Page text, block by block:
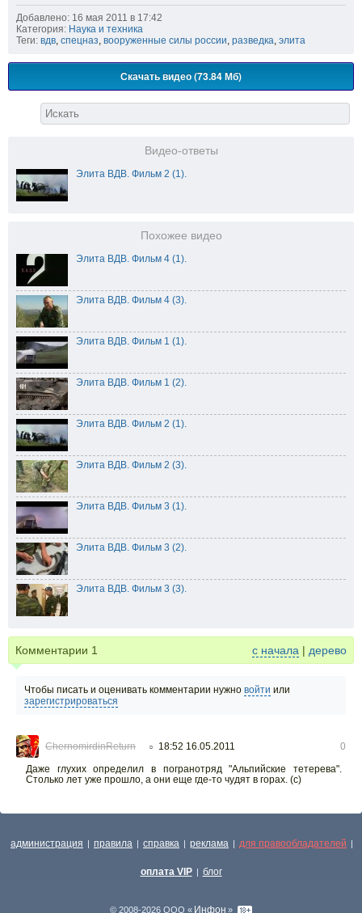
Добавлено: 16 мая 2011 в 17:42
Категория: Наука и техника
Теги: вдв, спецназ, вооруженные силы россии, разведка, элита
Скачать видео (73.84 Мб)
Видео-ответы
Элита ВДВ. Фильм 2 (1).
Похожее видео
Элита ВДВ. Фильм 4 (1).
Элита ВДВ. Фильм 4 (3).
Элита ВДВ. Фильм 1 (1).
Элита ВДВ. Фильм 1 (2).
Элита ВДВ. Фильм 2 (1).
Элита ВДВ. Фильм 2 (3).
Элита ВДВ. Фильм 3 (1).
Элита ВДВ. Фильм 3 (2).
Элита ВДВ. Фильм 3 (3).
Комментарии 1 с начала | дерево
Чтобы писать и оценивать комментарии нужно войти или
зарегистрироваться
ChernomirdinReturn ○ 18:52 16.05.2011
0
Даже глухих определил в погранотряд "Альпийские тетерева".
Столько лет уже прошло, а они еще где-то чудят в горах. (с)
администрация | правила | справка | реклама | для правообладателей |
оплата VIP | блог
© 2008-2026 ООО « Инфон »